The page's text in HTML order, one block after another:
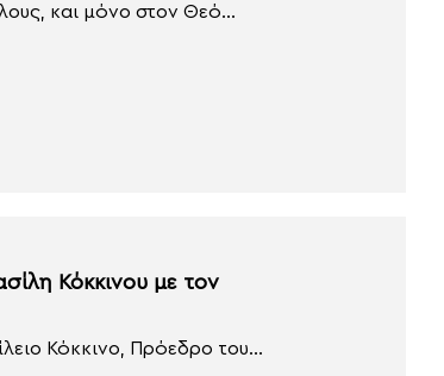
και μόνο στον Θεό...
Κόκκινου με τον
Κόκκινο, Πρόεδρο του...